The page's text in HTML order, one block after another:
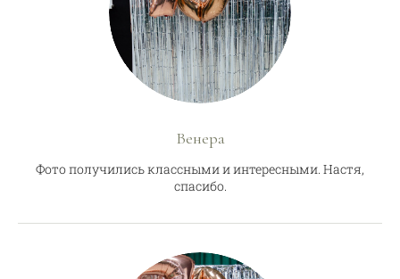
Венера
Фото получились классными и интересными. Настя,
спасибо.